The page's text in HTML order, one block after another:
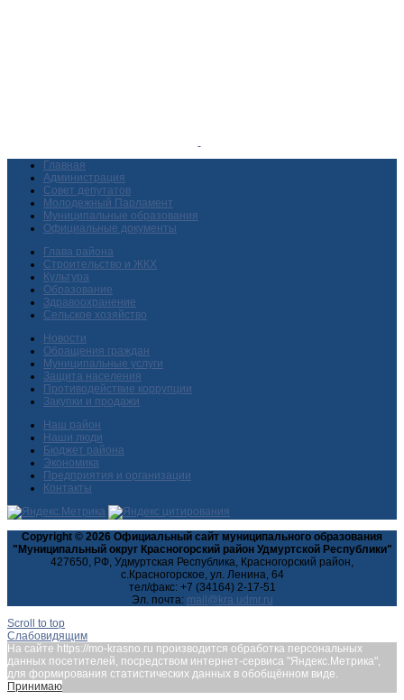
Главная
Администрация
Совет депутатов
Молодежный Парламент
Муниципальные образования
Официальные документы
Глава района
Строительство и ЖКХ
Культура
Образование
Здравоохранение
Сельское хозяйство
Новости
Обращения граждан
Муниципальные услуги
Защита населения
Противодействие коррупции
Закупки и продажи
Наш район
Наши люди
Бюджет района
Экономика
Предприятия и организации
Контакты
Copyright © 2026 Официальный сайт муниципального образования
"Муниципальный округ Красногорский район Удмуртской Республики"
427650, РФ, Удмуртская Республика, Красногорский район,
с.Красногорское, ул. Ленина, 64
тел/факс: +7 (34164) 2-17-51
Эл. почта:
Scroll to top
Слабовидящим
На сайте https://mo-krasno.ru производится обработка персональных
данных посетителей, посредством интернет-сервиса "Яндекс.Метрика",
для формирования статистических данных в обобщённом виде.
Принимаю